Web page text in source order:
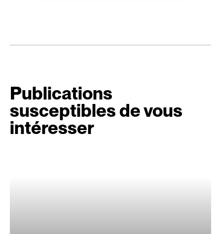
Publications
susceptibles de vous
intéresser